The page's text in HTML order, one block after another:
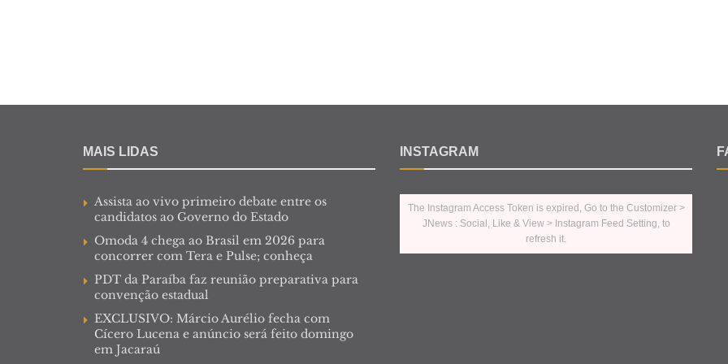
MAIS LIDAS
Assista ao vivo primeiro debate entre os
candidatos ao Governo do Estado
Omoda 4 chega ao Brasil em 2026 para
concorrer com Tera e Pulse; conheça
PDT da Paraíba faz reunião preparativa para
convenção estadual
EXCLUSIVO: Márcio Aurélio fecha com
Cícero Lucena e anúncio será feito domingo
em Jacaraú
INSTAGRAM
The Instagram Access Token is expired, Go to the Customizer >
JNews : Social, Like & View > Instagram Feed Setting, to
refresh it.